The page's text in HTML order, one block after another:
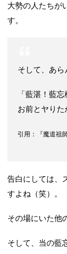
大勢の人たちが
す。
そして、あら
「藍湛！藍
お前とヤりた
引用：『魔道祖
告白にしては、
すよね（笑）。
その場にいた他
そして、当の藍